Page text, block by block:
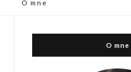
O mne
O mne